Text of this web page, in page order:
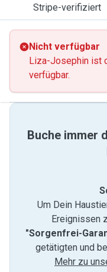
Stripe-verifiziert
Nicht verfügbar
Liza-Josephin ist
verfügbar.
Buche immer
Um Dein
Ereignissen
"Sorgenfrei-
getätigten und
Mehr zu